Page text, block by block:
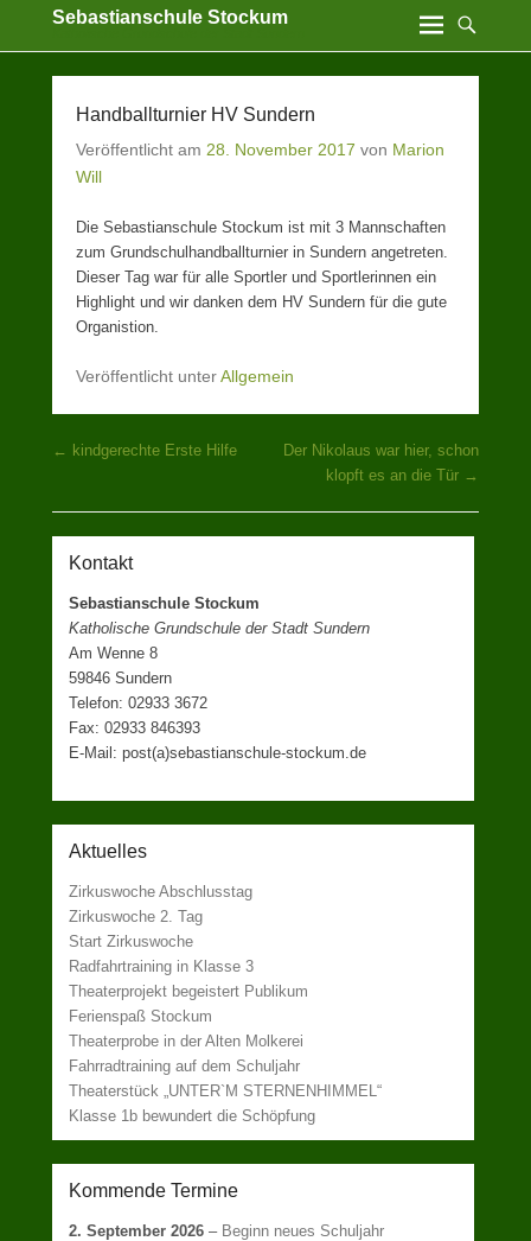
Sebastianschule Stockum
Handballturnier HV Sundern
Veröffentlicht am 28. November 2017 von Marion
Will
Die Sebastianschule Stockum ist mit 3 Mannschaften
zum Grundschulhandballturnier in Sundern angetreten.
Dieser Tag war für alle Sportler und Sportlerinnen ein
Highlight und wir danken dem HV Sundern für die gute
Organistion.
Veröffentlicht unterAllgemein
Beitragsnavigation
← kindgerechte Erste Hilfe
Der Nikolaus war hier, schon
klopft es an die Tür →
Kontakt
Sebastianschule Stockum
Katholische Grundschule der Stadt Sundern
Am Wenne 8
59846 Sundern
Telefon: 02933 3672
Fax: 02933 846393
E-Mail: post(a)sebastianschule-stockum.de
Aktuelles
Zirkuswoche Abschlusstag
Zirkuswoche 2. Tag
Start Zirkuswoche
Radfahrtraining in Klasse 3
Theaterprojekt begeistert Publikum
Ferienspaß Stockum
Theaterprobe in der Alten Molkerei
Fahrradtraining auf dem Schuljahr
Theaterstück „UNTER`M STERNENHIMMEL“
Klasse 1b bewundert die Schöpfung
Kommende Termine
2. September 2026 – Beginn neues Schuljahr